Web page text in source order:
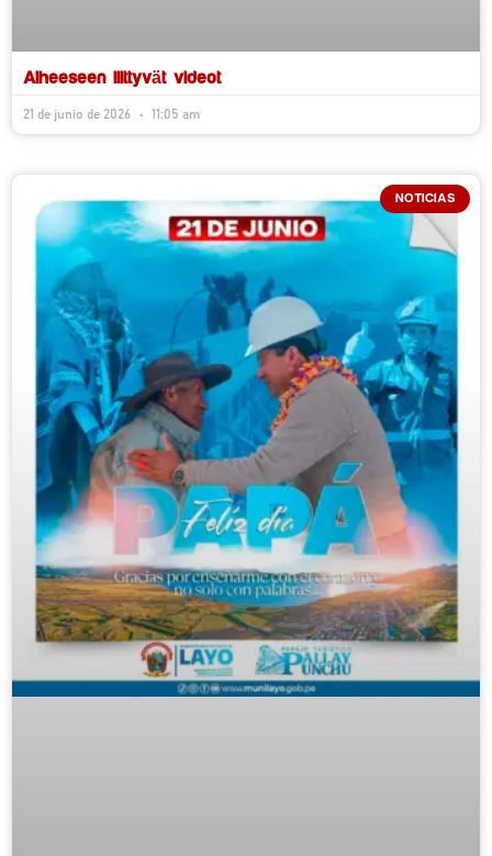
Aiheeseen liittyvät videot
21 de junio de 2026 11:05 am
NOTICIAS